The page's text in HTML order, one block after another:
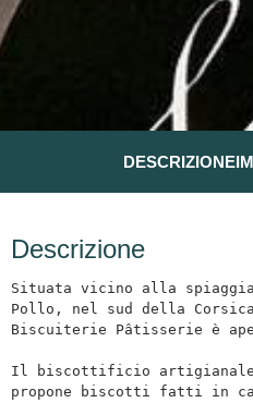
DESCRIZIONE
Descrizione
Situata vicino alla
Pollo, nel sud della
Biscuiterie Pâtisserie è
Il biscottificio artigianale
propone biscotti fatti in